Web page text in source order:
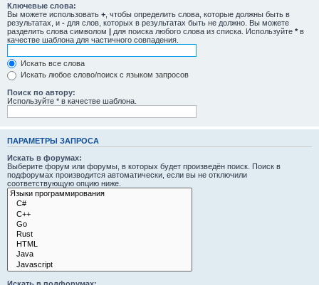
Ключевые слова:
Вы можете использовать + , чтобы определить слова, которые должны быть в
результатах, и - для слов, которых в результатах быть не должно. Вы можете
разделить слова символом | для поиска любого слова из списка. Используйте * в
качестве шаблона для частичного совпадения.
Искать все слова
Искать любое слово/поиск с языком запросов
Поиск по автору:
Используйте * в качестве шаблона.
ПАРАМЕТРЫ ЗАПРОСА
Искать в форумах:
Выберите форум или форумы, в которых будет произведён поиск. Поиск в
подфорумах производится автоматически, если вы не отключили
соответствующую опцию ниже.